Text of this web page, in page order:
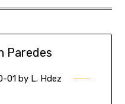
Paredes
01by L. Hdez